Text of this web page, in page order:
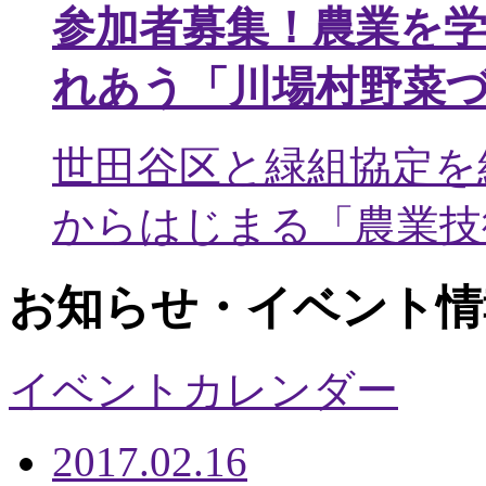
参加者募集！農業を
れあう「川場村野菜
世田谷区と緑組協定
からはじまる「農業
お知らせ・イベント
イベントカレンダー
2017.02.16